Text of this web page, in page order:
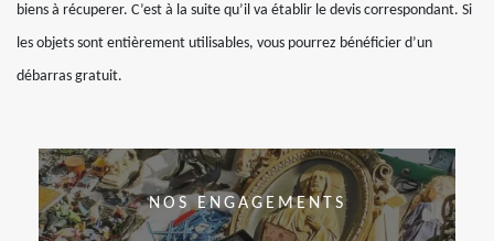
biens à récuperer. C’est à la suite qu’il va établir le devis correspondant. Si
les objets sont entièrement utilisables, vous pourrez bénéficier d’un
débarras gratuit.
NOS ENGAGEMENTS